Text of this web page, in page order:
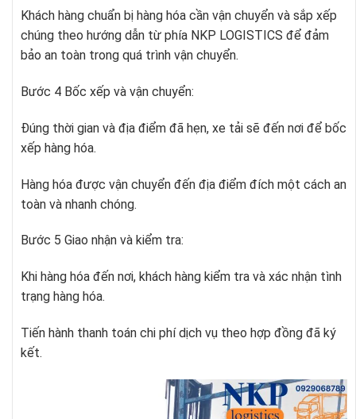
Khách hàng chuẩn bị hàng hóa cần vận chuyển và sắp xếp
chúng theo hướng dẫn từ phía NKP LOGISTICS để đảm
bảo an toàn trong quá trình vận chuyển.
Bước 4 Bốc xếp và vận chuyển:
Đúng thời gian và địa điểm đã hẹn, xe tải sẽ đến nơi để bốc
xếp hàng hóa.
Hàng hóa được vận chuyển đến địa điểm đích một cách an
toàn và nhanh chóng.
Bước 5 Giao nhận và kiểm tra:
Khi hàng hóa đến nơi, khách hàng kiểm tra và xác nhận tình
trạng hàng hóa.
Tiến hành thanh toán chi phí dịch vụ theo hợp đồng đã ký
kết.